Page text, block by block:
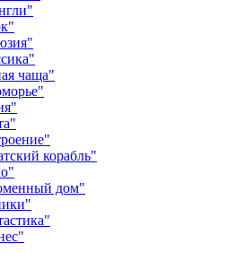
чаща"
корабль"
дом"